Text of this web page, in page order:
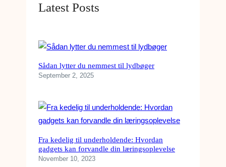
Latest Posts
Sådan lytter du nemmest til lydbøger
September 2, 2025
Fra kedelig til underholdende: Hvordan
gadgets kan forvandle din læringsoplevelse
November 10, 2023